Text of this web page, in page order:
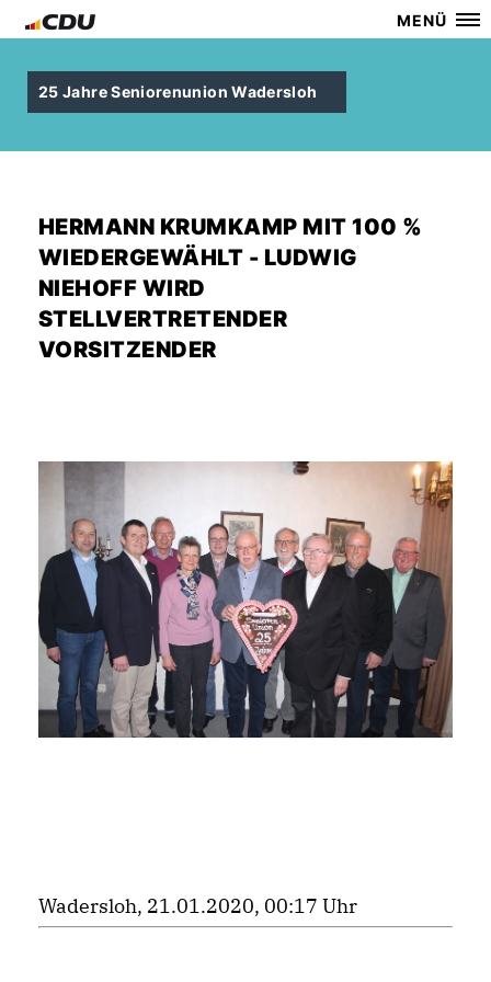
MENÜ
25 Jahre Seniorenunion Wadersloh
HERMANN KRUMKAMP MIT 100 %
WIEDERGEWÄHLT - LUDWIG
NIEHOFF WIRD
STELLVERTRETENDER
VORSITZENDER
Wadersloh, 21.01.2020, 00:17 Uhr